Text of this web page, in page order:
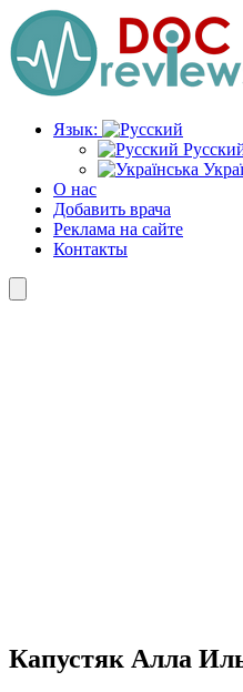
Перейти
к
содержимому
Язык:
О нас
Добавить врача
Реклама на сайте
Контакты
Капустяк Алла